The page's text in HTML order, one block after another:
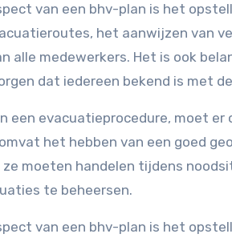
van een bhv-plan is het
het aanwijzen van
alle medewerkers. Het is ook
dat iedereen bekend is met
een evacuatieprocedure, moet
het hebben van een goed
ze moeten handelen tijdens
te beheersen.
van een bhv-plan is het